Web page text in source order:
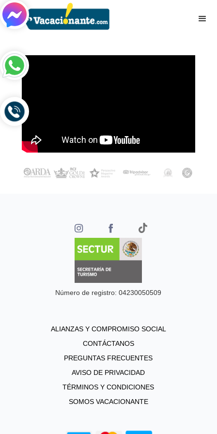
Número de registro: 04230050509
ALIANZAS Y COMPROMISO SOCIAL
CONTÁCTANOS
PREGUNTAS FRECUENTES
AVISO DE PRIVACIDAD
TÉRMINOS Y CONDICIONES
SOMOS VACACIONANTE